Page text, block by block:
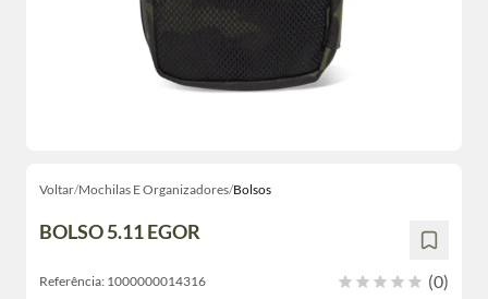
Voltar/Mochilas E Organizadores/Bolsos
BOLSO 5.11 EGOR
Referência: 1000000014316
(0)